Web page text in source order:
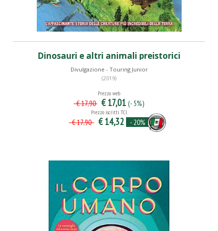
Dinosauri e altri animali preistorici
Divulgazione - Touring Junior
(2019)
Prezzo web
€ 17,90 € 17,01 (- 5%)
Prezzo iscritti TCI
€ 17,90 € 14,32 - 20%